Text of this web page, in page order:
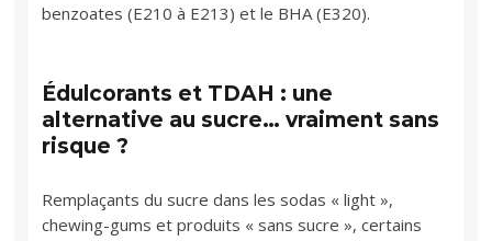
benzoates (E210 à E213) et le BHA (E320).
Édulcorants et TDAH : une
alternative au sucre… vraiment sans
risque ?
Remplaçants du sucre dans les sodas « light »,
chewing-gums et produits « sans sucre », certains